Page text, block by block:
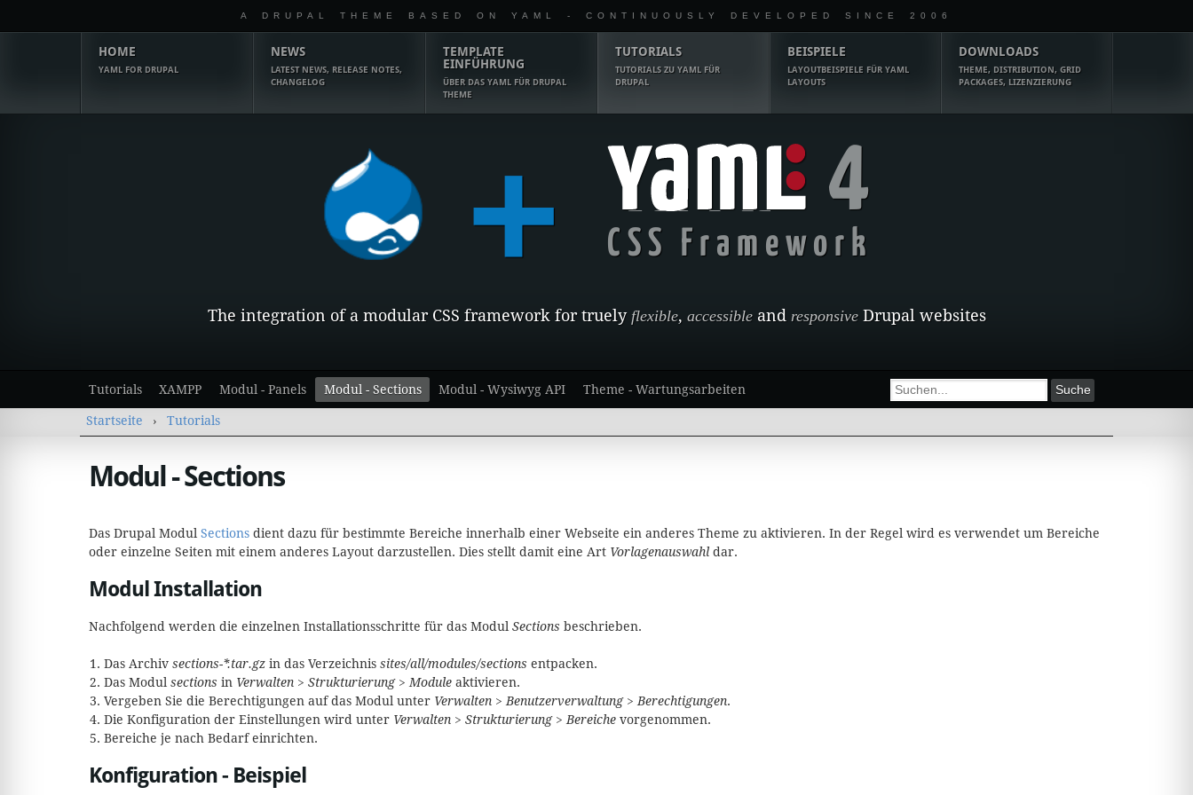
A DRUPAL THEME BASED ON YAML - CONTINUOUSLY DEVELOPED SINCE 2006
Hauptmenü
HOME
YAML FOR DRUPAL
NEWS
LATEST NEWS, RELEASE NOTES,
CHANGELOG
TEMPLATE
EINFÜHRUNG
ÜBER DAS YAML FÜR DRUPAL
THEME
TUTORIALS
TUTORIALS ZU YAML FÜR
DRUPAL
BEISPIELE
LAYOUTBEISPIELE FÜR YAML
LAYOUTS
DOWNLOADS
THEME, DISTRIBUTION, GRID
PACKAGES, LIZENZIERUNG
+ YAML
4
CSS Framework
The integration of a modular CSS framework for truely flexible, accessibleand responsiveDrupal websites
Suchformular
Suche
Sekundärmenü
Tutorials XAMPP Modul - Panels Modul - Sections Modul - Wysiwyg API Theme - Wartungsarbeiten
Sie sind hier
Startseite › Tutorials
Modul - Sections
Das Drupal Modul Sections dient dazu für bestimmte Bereiche innerhalb einer Webseite ein anderes Theme zu aktivieren. In der Regel wird es verwendet um Bereiche
oder einzelne Seiten mit einem anderes Layout darzustellen. Dies stellt damit eine Art Vorlagenauswahl dar.
Modul Installation
Nachfolgend werden die einzelnen Installationsschritte für das Modul Sections beschrieben.
Das Archiv sections-*.tar.gzin das Verzeichnis sites/all/modules/sections entpacken.
Das Modul sections in Verwalten > Strukturierung > Moduleaktivieren.
Vergeben Sie die Berechtigungen auf das Modul unter Verwalten > Benutzerverwaltung > Berechtigungen.
Die Konfiguration der Einstellungen wird unter Verwalten > Strukturierung > Bereichevorgenommen.
Bereiche je nach Bedarf einrichten.
Konfiguration - Beispiel